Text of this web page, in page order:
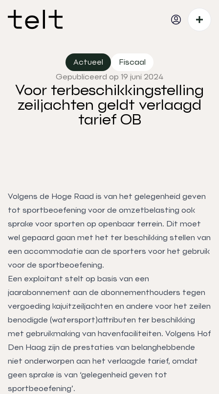
Actueel
Fiscaal
Gepubliceerd op 19 juni 2024
Voor terbeschikkingstelling
zeiljachten geldt verlaagd
tarief OB
Volgens de Hoge Raad is van het gelegenheid geven
tot sportbeoefening voor de omzetbelasting ook
sprake voor sporten op openbaar terrein. Dit moet
wel gepaard gaan met het ter beschikking stellen van
een accommodatie aan de sporters voor het gebruik
voor de sportbeoefening.
Een exploitant stelt op basis van een
jaarabonnement aan de abonnementhouders tegen
vergoeding kajuitzeiljachten en andere voor het zeilen
benodigde (watersport)attributen ter beschikking
met gebruikmaking van havenfaciliteiten. Volgens Hof
Den Haag zijn de prestaties van belanghebbende
niet onderworpen aan het verlaagde tarief, omdat
geen sprake is van ‘gelegenheid geven tot
sportbeoefening’.